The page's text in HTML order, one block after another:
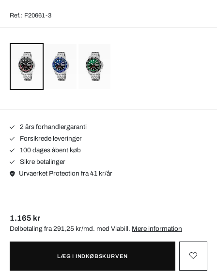
Ref.: F20661-3
2 års forhandlergaranti
Forsikrede leveringer
100 dages åbent køb
Sikre betalinger
Urvaerket Protection fra 41 kr/år
1.165 kr
Delbetaling fra 291,25 kr/md. med Viabill. Mere information
LÆG I INDKØBSKURVEN